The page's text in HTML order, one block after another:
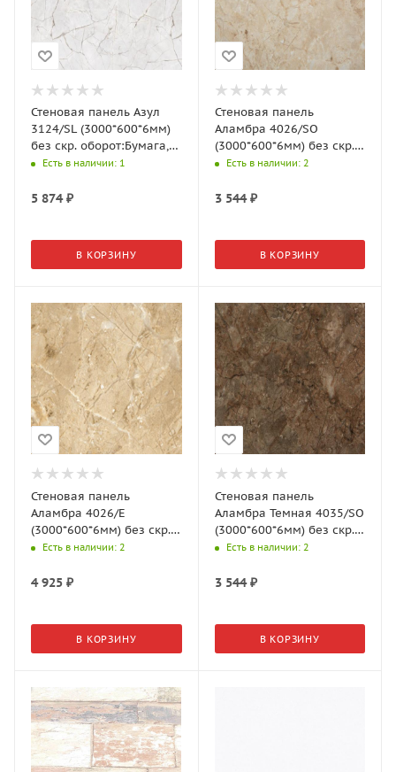
Стеновая панель Азул
3124/SL (3000*600*6мм)
без скр. оборот:Бумага,
01-04 top surface гр.,
Есть в наличии: 1
5 874₽
В КОРЗИНУ
Стеновая панель
Аламбра 4026/SO
(3000*600*6мм) без скр.,
оборот: Бумага, CRYSTAL,
Есть в наличии: 2
3 544₽
В КОРЗИНУ
Стеновая панель
Аламбра 4026/Е
(3000*600*6мм) без скр.,
оборот: Бумага, 8 гр.,
Есть в наличии: 2
4 925 ₽
В КОРЗИНУ
Стеновая панель
Аламбра Темная 4035/SO
(3000*600*6мм) без скр.,
оборот: Бумага, CRYSTAL,
Есть в наличии: 2
3 544₽
В КОРЗИНУ